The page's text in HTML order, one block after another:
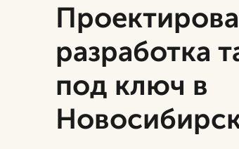
разработка
под ключ в